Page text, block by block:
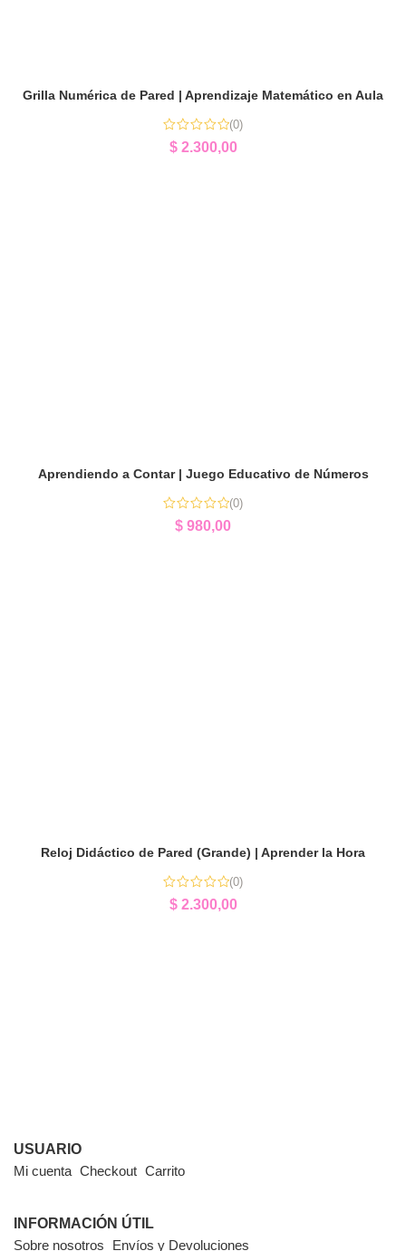
Grilla Numérica de Pared | Aprendizaje Matemático en Aula
(0)
$2.300,00
Aprendiendo a Contar | Juego Educativo de Números
(0)
$ 980,00
Reloj Didáctico de Pared (Grande) | Aprender la Hora
(0)
$2.300,00
USUARIO
Mi cuenta Checkout Carrito
INFORMACIÓN ÚTIL
Sobre nosotros
Envíos y Devoluciones